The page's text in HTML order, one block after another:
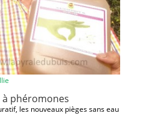
phéromones
les nouveaux pièges sans eau